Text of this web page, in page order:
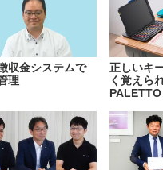
収金システムで
理
正しいキ
く覚えら